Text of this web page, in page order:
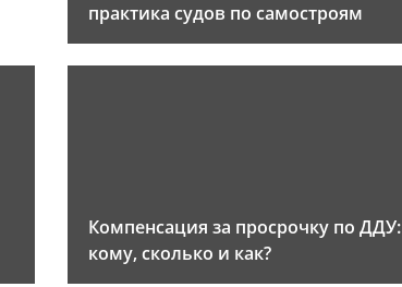
практика судов по самостроям
Компенсация за просрочку по ДДУ:
кому, сколько и как?